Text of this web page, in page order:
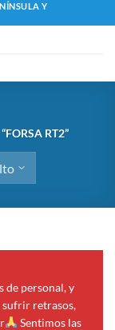
Y
RT2”
de personal, y
sufrir retrasos,
Sentimos las